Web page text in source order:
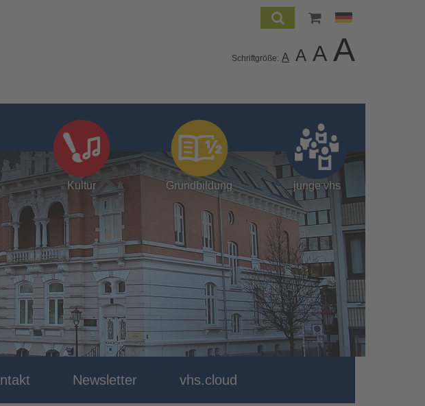
Schriftgröße: A A A A
Kultur Grundbildung junge vhs
Newsletter vhs.cloud